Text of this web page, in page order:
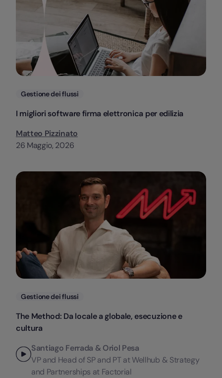
Categorie
Gestione dei flussi
I migliori software firma elettronica per edilizia
Matteo Pizzinato
26 Maggio, 2026
Categorie
Gestione dei flussi
The Method: Da locale a globale, esecuzione e
cultura
Santiago Ferrada & Oriol Pesa
VP and Head of SP and PT at Wellhub & Strategy
and Partnerships at Factorial